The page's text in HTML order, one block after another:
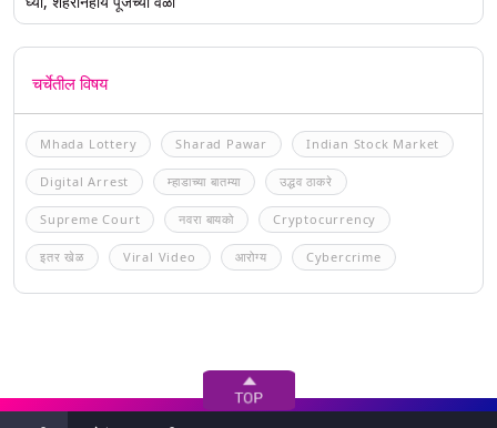
चर्चेतील विषय
Mhada Lottery Sharad Pawar Indian Stock Market
Digital Arrest म्हाडाच्या बातम्या उद्धव ठाकरे
Supreme Court नवरा बायको Cryptocurrency
इतर खेळ Viral Video आरोग्य Cybercrime